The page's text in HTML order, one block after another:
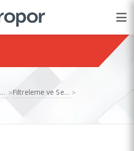
Basınçlı Hava Sistemleri > Filtreleme ve Seperasyon >